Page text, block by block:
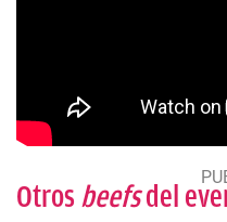
Otros beefsdel